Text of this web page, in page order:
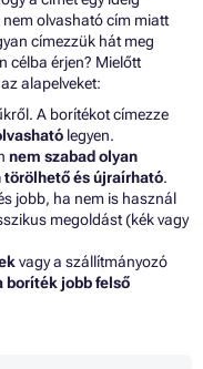
olvasható cím miatt
címezzük hát meg
célba érjen? Mielőtt
alapelveket:
A borítékot címezze
legyen.
nem szabad olyan
törölhető és újraírható.
jobb, ha nem is használ
megoldást (kék vagy
vagy a szállítmányozó
boríték jobb felső